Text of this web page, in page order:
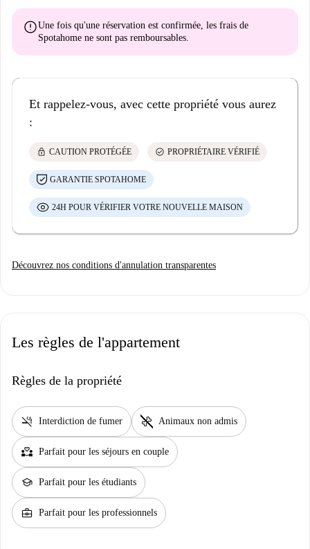
errorUne fois qu'une réservation est confirmée, les frais de
Spotahome ne sont pas remboursables.
Et rappelez-vous, avec cette propriété vous aurez
:
lock CAUTION PROTÉGÉE check_circle PROPRIÉTAIRE VÉRIFIÉ
GARANTIE SPOTAHOME
24H POUR VÉRIFIER VOTRE NOUVELLE MAISON
Découvrez nos conditions d'annulation transparentes
Les règles de l'appartement
Règles de la propriété
smoke_free Interdiction de fumer pet_supplies Animaux non admis
partner_heart Parfait pour les séjours en couple
school Parfait pour les étudiants
business_center Parfait pour les professionnels